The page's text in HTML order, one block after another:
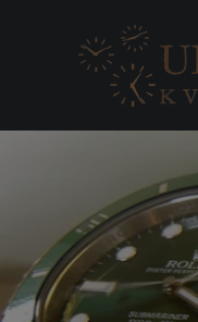
Gå til hovedindhold